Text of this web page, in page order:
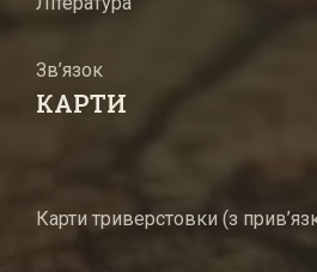
Зв’язок
КАРТИ
Карти триверстовки (з